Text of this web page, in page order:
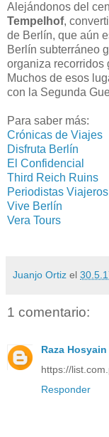
Alejándonos del
Tempelhof,
de Berlín, que aún
Berlín subterráneo
organiza recorridos
Muchos de esos
con la Segunda
Para saber más:
Crónicas de Viajes
Disfruta Berlín
El Confidencial
Third Reich Ruins
Periodistas Viajeros
Vive Berlín
Vera Tours
Juanjo Ortiz el
1 comentario:
Raza Hosyain
https://
Responder